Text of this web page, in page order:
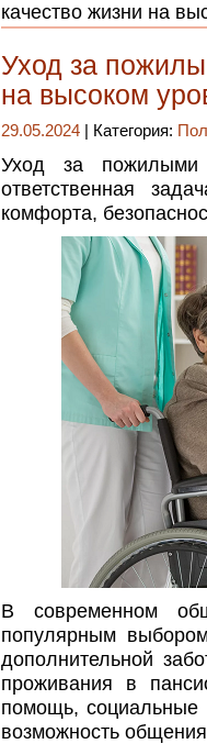
качество жизни на
Уход за
на высоком
29.05.2024 | Категория:
Уход за
ответственная
комфорта,
В современном
популярным
дополнительной
проживания в
помощь, социальные
возможность